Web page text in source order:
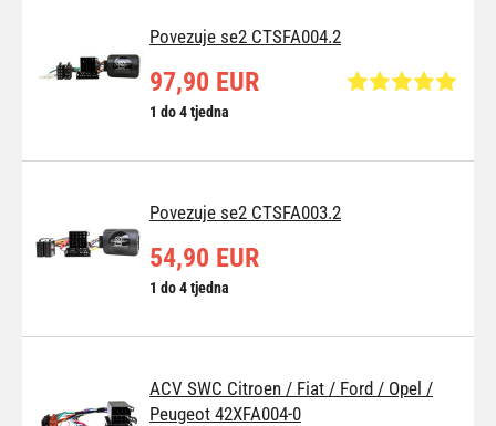
Povezuje se2 CTSFA004.2
97,90 EUR
1 do 4 tjedna
Povezuje se2 CTSFA003.2
54,90 EUR
1 do 4 tjedna
ACV SWC Citroen / Fiat / Ford / Opel /
Peugeot 42XFA004-0